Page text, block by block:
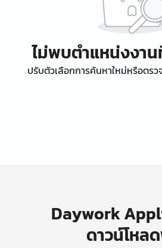
ไม่พบตำแหน่งงา
ปรับตัวเลือกการค้นหาใหม่หรือตร
Daywork
ดาวน์โหล